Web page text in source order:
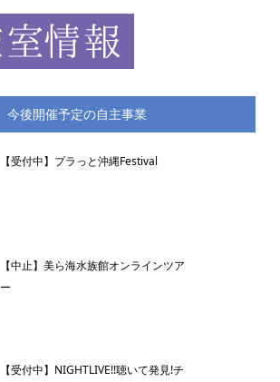
今後開催予定の自主事業
【受付中】プラっと沖縄Festival
【中止】美ら海水族館オンラインツア
ー
【受付中】NIGHTLIVE!!聴いて発見!チ